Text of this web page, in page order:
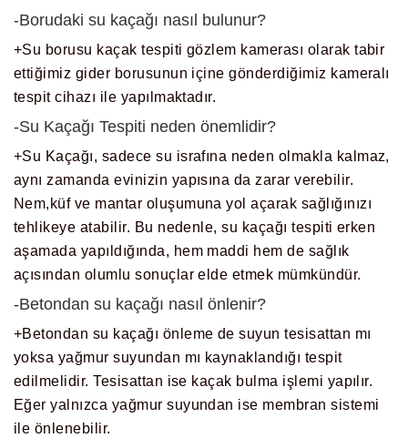
-Borudaki su kaçağı nasıl bulunur?
+Su borusu kaçak tespiti gözlem kamerası olarak tabir
ettiğimiz gider borusunun içine gönderdiğimiz kameralı
tespit cihazı ile yapılmaktadır.
-Su Kaçağı Tespiti neden önemlidir?
+Su Kaçağı, sadece su israfına neden olmakla kalmaz,
aynı zamanda evinizin yapısına da zarar verebilir.
Nem,küf ve mantar oluşumuna yol açarak sağlığınızı
tehlikeye atabilir. Bu nedenle, su kaçağı tespiti erken
aşamada yapıldığında, hem maddi hem de sağlık
açısından olumlu sonuçlar elde etmek mümkündür.
-Betondan su kaçağı nasıl önlenir?
+Betondan su kaçağı önleme de suyun tesisattan mı
yoksa yağmur suyundan mı kaynaklandığı tespit
edilmelidir. Tesisattan ise kaçak bulma işlemi yapılır.
Eğer yalnızca yağmur suyundan ise membran sistemi
ile önlenebilir.